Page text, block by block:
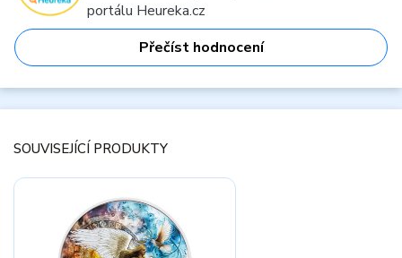
portálu Heureka.cz
Přečíst hodnocení
SOUVISEJÍCÍ PRODUKTY